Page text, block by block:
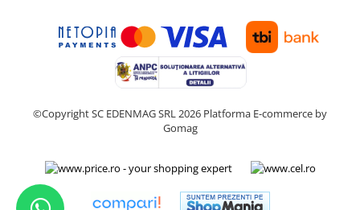
©Copyright SC EDENMAG SRL 2026 Platforma E-commerce by
Gomag